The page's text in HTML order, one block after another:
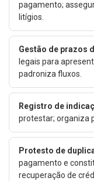
pagamento;
litígios.
Gestão de prazos
legais para
padroniza fluxos.
Registro de
protestar; organiza
Protesto de
pagamento e
recuperação de